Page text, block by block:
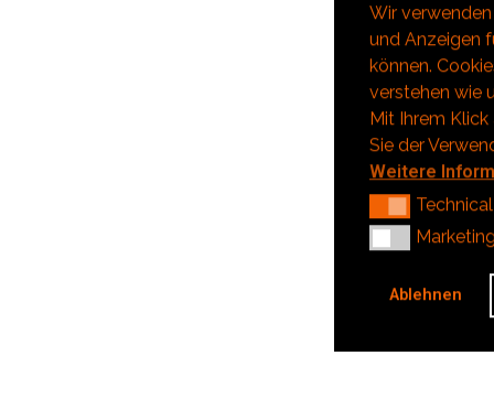
Wir
und Anzeigen
können.
verstehen wie
Mit Ihrem
Sie der
Weitere
TechnicalTechnical
Marketing
Ablehnen